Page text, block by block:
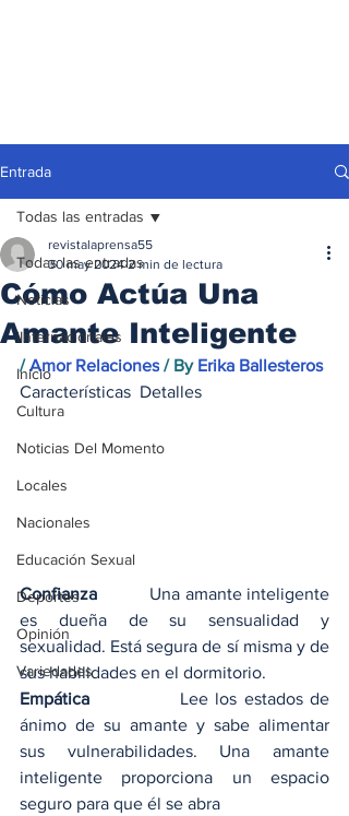
Entrada
Todas las entradas
Noticias
iInternacionales
Inicio
Cultura
Noticias Del Momento
Locales
Nacionales
Educación Sexual
Deportes
Opinión
Variedades
Todas las entradas
Cómo Actúa Una
Amante Inteligente
revistalaprensa55
30 may 2024 2 min de lectura
/ Amor Relaciones / By Erika Ballesteros
Características  Detalles
Confianza
Una amante inteligente
es dueña de su sensualidad y
sexualidad. Está segura de sí misma y de
sus habilidades en el dormitorio.
Empática
Lee los estados de
ánimo de su amante y sabe alimentar
sus vulnerabilidades. Una amante
inteligente proporciona un espacio
seguro para que él se abra